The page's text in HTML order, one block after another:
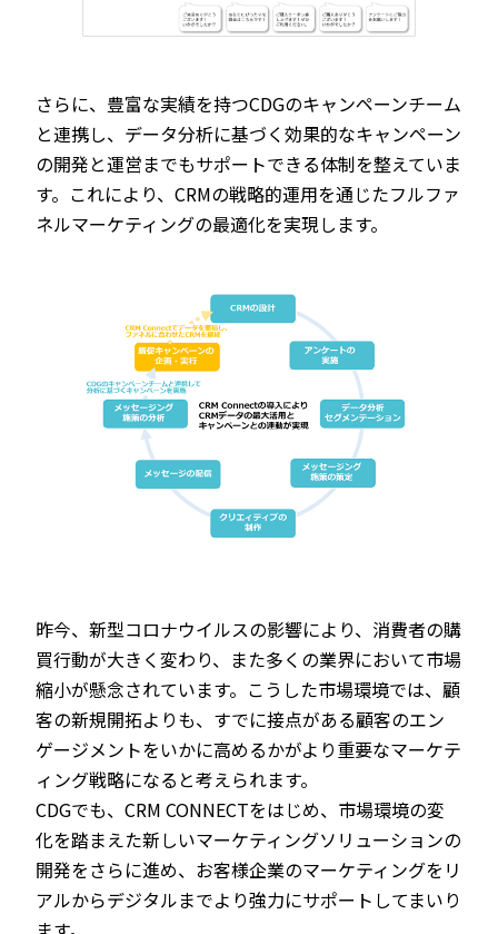
さらに、豊富な実績を持つCDGのキャンペーンチーム
と連携し、データ分析に基づく効果的なキャンペーン
の開発と運営までもサポートできる体制を整えていま
す。これにより、CRMの戦略的運用を通じたフルファ
ネルマーケティングの最適化を実現します。
昨今、新型コロナウイルスの影響により、消費者の購
買行動が大きく変わり、また多くの業界において市場
縮小が懸念されています。こうした市場環境では、顧
客の新規開拓よりも、すでに接点がある顧客のエン
ゲージメントをいかに高めるかがより重要なマーケテ
ィング戦略になると考えられます。
CDGでも、CRM CONNECTをはじめ、市場環境の変
化を踏まえた新しいマーケティングソリューションの
開発をさらに進め、お客様企業のマーケティングをリ
アルからデジタルまでより強力にサポートしてまいり